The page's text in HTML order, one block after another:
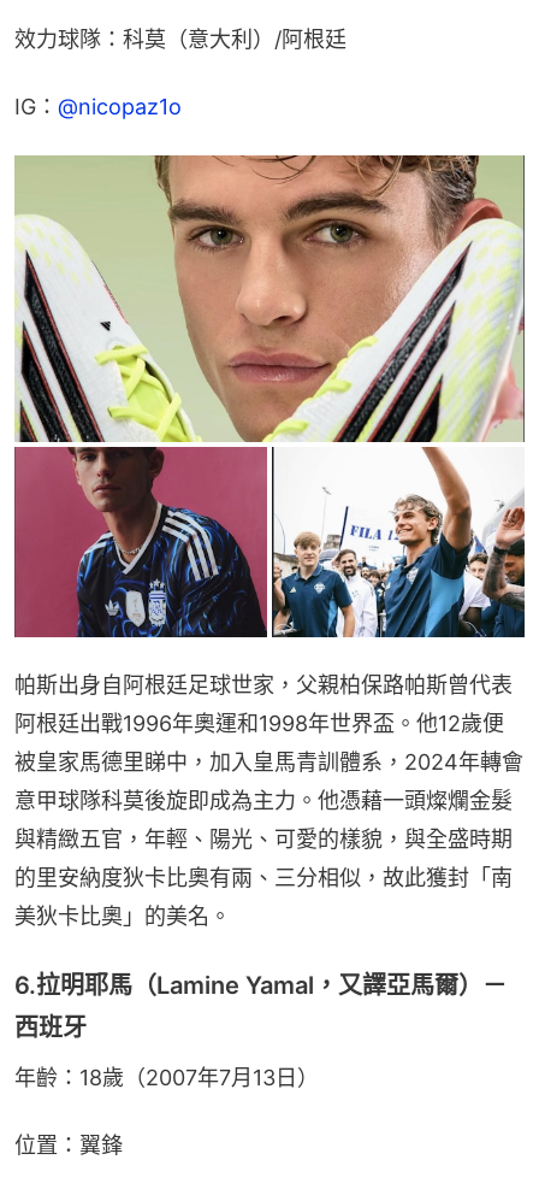
效力球隊：科莫（意大利）/阿根廷
IG： @nicopaz1o
帕斯出身自阿根廷足球世家，父親柏保路帕斯曾代表
阿根廷出戰1996年奧運和1998年世界盃。他12歲便
被皇家馬德里睇中，加入皇馬青訓體系，2024年轉會
意甲球隊科莫後旋即成為主力。他憑藉一頭燦爛金髮
與精緻五官，年輕、陽光、可愛的樣貌，與全盛時期
的里安納度狄卡比奧有兩、三分相似，故此獲封「南
美狄卡比奧」的美名。
6.拉明耶馬（Lamine Yamal，又譯亞馬爾）－
西班牙
年齡：18歲（2007年7月13日）
位置：翼鋒